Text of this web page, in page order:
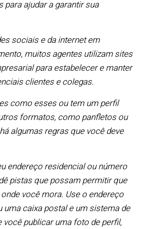
ajudar a garantir sua
sociais e da internet em
muitos agentes utilizam sites
para estabelecer e manter
clientes e colegas.
como esses ou tem um perfil
formatos, como panfletos ou
algumas regras que você deve
endereço residencial ou número
pistas que possam permitir que
você mora. Use o endereço
uma caixa postal e um sistema de
você publicar uma foto de perfil,